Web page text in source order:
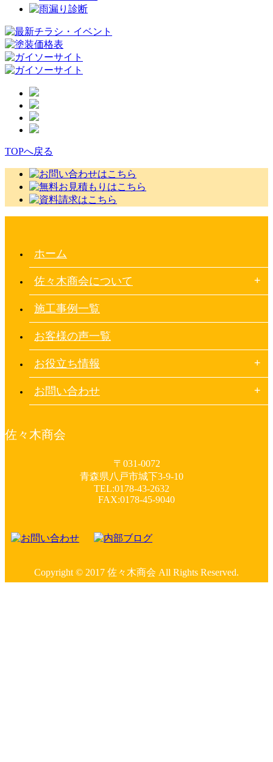
TOPへ戻る
ホーム
佐々木商会について
施工事例一覧
お客様の声一覧
お役立ち情報
お問い合わせ
佐々木商会
〒031-0072
青森県八戸市城下3-9-10
TEL:0178-43-2632
FAX:0178-45-9040
Copyright © 2017 佐々木商会 All Rights Reserved.